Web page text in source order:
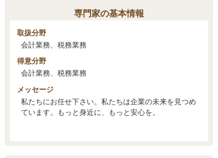
専門家の基本情報
取扱分野
会計業務、税務業務
得意分野
会計業務、税務業務
メッセージ
私たちにお任せ下さい。私たちは企業の未来を見つめ
ています。もっと身近に、もっと安心を。